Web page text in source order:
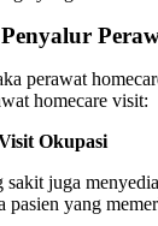
perawat
homecare visit:
Okupasi
sakit juga
pasien yang